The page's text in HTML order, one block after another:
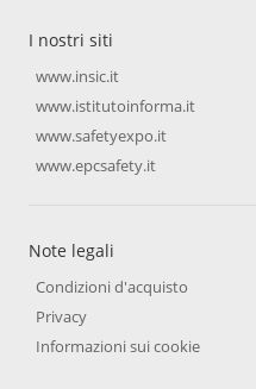
I nostri siti
www.insic.it
www.istitutoinforma.it
www.safetyexpo.it
www.epcsafety.it
Note legali
Condizioni d'acquisto
Privacy
Informazioni sui cookie